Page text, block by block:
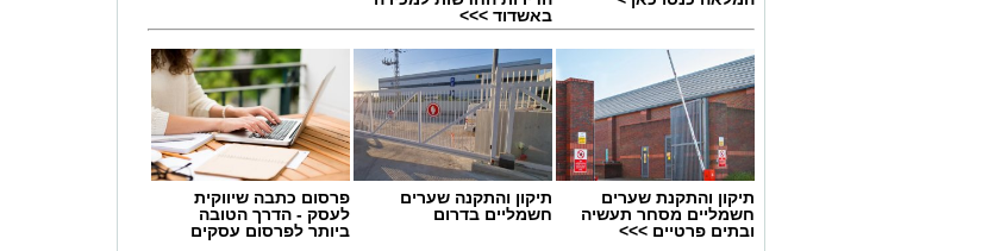
באשדוד >>>
תיקון והתקנת שערים
חשמליים מסחר תעשיה
ובתים פרטיים >>>
תיקון והתקנה שערים
חשמליים בדרום
פרסום כתבה שיווקית
לעסק - הדרך הטובה
ביותר לפרסום עסקים